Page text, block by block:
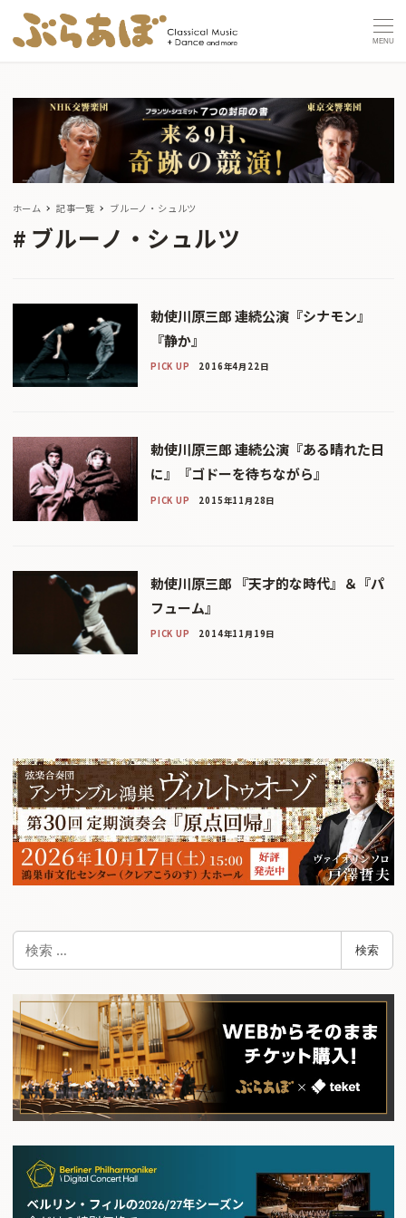
MENU
ホーム 記事一覧 ブルーノ・シュルツ
ブルーノ・シュルツ
勅使川原三郎 連続公演『シナモン』
『静か』
PICK UP 2016年4月22日
勅使川原三郎 連続公演『ある晴れた日
に』『ゴドーを待ちながら』
PICK UP 2015年11月28日
勅使川原三郎 『天才的な時代』＆『パ
フューム』
PICK UP 2014年11月19日
検索